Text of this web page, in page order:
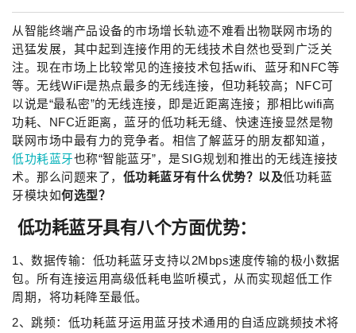
从智能终端产品设备的市场增长轨迹不难看出物联网市场的
迅猛发展，其中起到连接作用的无线技术自然也受到广泛关
注。现在市场上比较常见的连接技术包括wifi、蓝牙和NFC等
等。无线WiFi是热点最多的无线连接，但功耗较高；NFC可
以说是“最私密”的无线连接，即是近距离连接；那相比wifi高
功耗、NFC近距离，蓝牙的低功耗无缝、快速连接显然是物
联网市场中最有力的竞争者。相信了解蓝牙的朋友都知道，
低功耗蓝牙也称“智能蓝牙”，是SIG规划和推出的无线连接技
术。那么问题来了， 低功耗蓝牙有什么优势？以及低功耗蓝
牙模块如何选型？
低功耗蓝牙具有八个方面优势：
1、数据传输：低功耗蓝牙支持以2Mbps速度传输的极小数据
包。所有连接运用高级低耗电监听模式，从而实现超低工作
周期，将功耗降至最低。
2、跳频：低功耗蓝牙运用蓝牙技术通用的自适应跳频技术将